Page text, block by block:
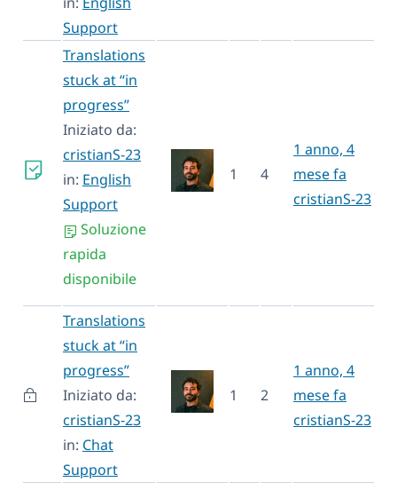
Support
Translations
stuck at “in
progress”
Iniziato da:
cristianS-23
in: English
Support
Soluzione
rapida
disponibile
1 4
1 anno, 4
mese fa
cristianS-23
Translations
stuck at “in
progress”
Iniziato da:
cristianS-23
in: Chat
Support
1 2
1 anno, 4
mese fa
cristianS-23